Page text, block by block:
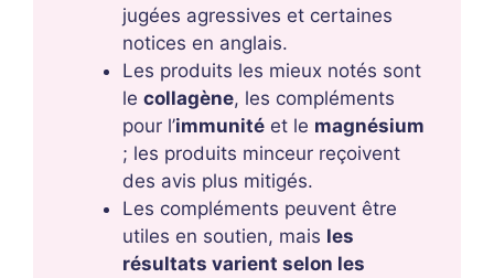
jugées agressives et certaines
notices en anglais.
Les produits les mieux notés sont
le collagène, les compléments
pour l’immunité et le magnésium
; les produits minceur reçoivent
des avis plus mitigés.
Les compléments peuvent être
utiles en soutien, mais les
résultats varient selon les